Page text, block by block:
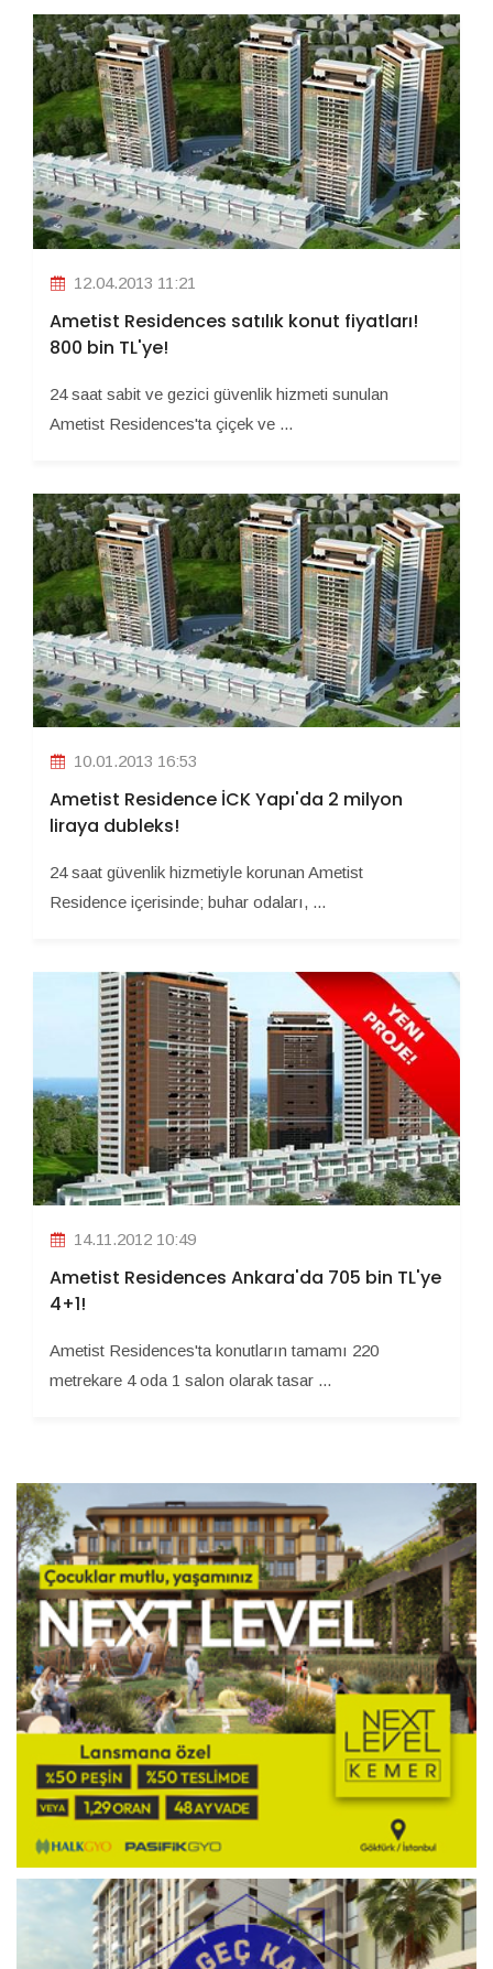
12.04.2013 11:21
Ametist Residences satılık konut fiyatları!
800 bin TL'ye!
24 saat sabit ve gezici güvenlik hizmeti sunulan
Ametist Residences'ta çiçek ve ...
10.01.2013 16:53
Ametist Residence İCK Yapı'da 2 milyon
liraya dubleks!
24 saat güvenlik hizmetiyle korunan Ametist
Residence içerisinde; buhar odaları, ...
14.11.2012 10:49
Ametist Residences Ankara'da 705 bin TL'ye
4+1!
Ametist Residences'ta konutların tamamı 220
metrekare 4 oda 1 salon olarak tasar ...